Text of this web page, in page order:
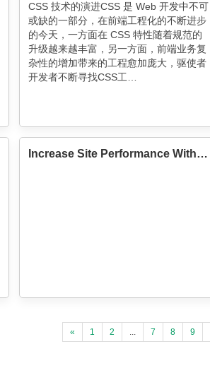
CSS 技术的演进CSS 是 Web 开发中不可
或缺的一部分，在前端工程化的不断进步
的今天，一方面在 CSS 特性随着规范的
升级越来越丰富，另一方面，前端业务复
杂性的增加带来的工程愈加庞大，驱使者
开发者不断寻找CSS工…
Increase Site Performance With Hardware-Accelerated CSS
« 1 2 ... 7 8 9